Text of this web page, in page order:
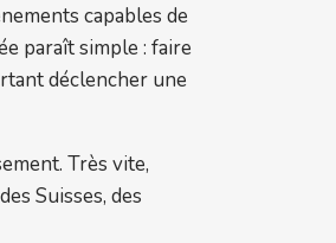
capables de
paraît simple : faire
déclencher une
Très vite,
Suisses, des